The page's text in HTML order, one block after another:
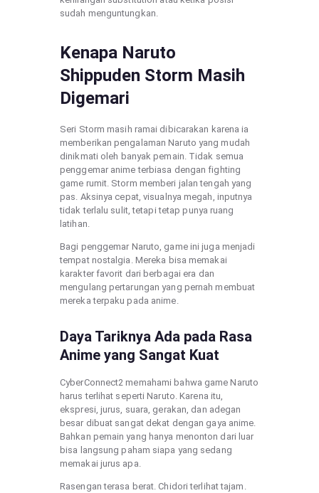
sudah menguntungkan.
Kenapa Naruto
Shippuden Storm Masih
Digemari
Seri Storm masih ramai dibicarakan karena ia
memberikan pengalaman Naruto yang mudah
dinikmati oleh banyak pemain. Tidak semua
penggemar anime terbiasa dengan fighting
game rumit. Storm memberi jalan tengah yang
pas. Aksinya cepat, visualnya megah, inputnya
tidak terlalu sulit, tetapi tetap punya ruang
latihan.
Bagi penggemar Naruto, game ini juga menjadi
tempat nostalgia. Mereka bisa memakai
karakter favorit dari berbagai era dan
mengulang pertarungan yang pernah membuat
mereka terpaku pada anime.
Daya Tariknya Ada pada Rasa
Anime yang Sangat Kuat
CyberConnect2 memahami bahwa game Naruto
harus terlihat seperti Naruto. Karena itu,
ekspresi, jurus, suara, gerakan, dan adegan
besar dibuat sangat dekat dengan gaya anime.
Bahkan pemain yang hanya menonton dari luar
bisa langsung paham siapa yang sedang
memakai jurus apa.
Rasengan terasa berat. Chidori terlihat tajam.